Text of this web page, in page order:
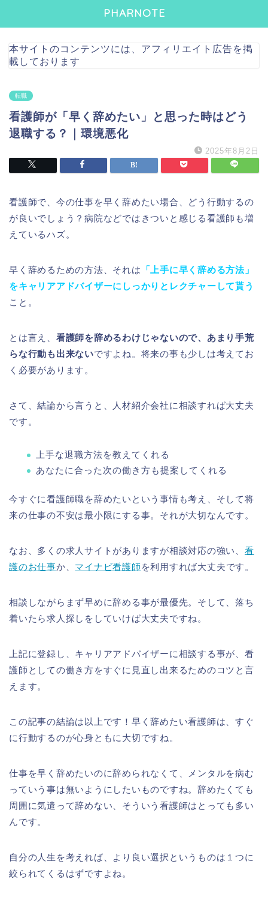
PHARNOTE
本サイトのコンテンツには、アフィリエイト広告を掲
載しております
転職
看護師が「早く辞めたい」と思った時はどう
退職する？｜環境悪化
2025年8月2日
看護師で、今の仕事を早く辞めたい場合、どう行動するの
が良いでしょう？病院などではきついと感じる看護師も増
えているハズ。
早く辞めるための方法、それは 「上手に早く辞める方法」
をキャリアアドバイザーにしっかりとレクチャーして貰う
こと。
とは言え、 看護師を辞めるわけじゃないので、あまり手荒
らな行動も出来ないですよね。将来の事も少しは考えてお
く必要があります。
さて、結論から言うと、人材紹介会社に相談すれば大丈夫
です。
上手な退職方法を教えてくれる
あなたに合った次の働き方も提案してくれる
今すぐに看護師職を辞めたいという事情も考え、そして将
来の仕事の不安は最小限にする事。それが大切なんです。
なお、多くの求人サイトがありますが相談対応の強い、看
護のお仕事か、 マイナビ看護師を利用すれば大丈夫です。
相談しながらまず早めに辞める事が最優先。そして、落ち
着いたら求人探しをしていけば大丈夫ですね。
上記に登録し、キャリアアドバイザーに相談する事が、看
護師としての働き方をすぐに見直し出来るためのコツと言
えます。
この記事の結論は以上です！早く辞めたい看護師は、すぐ
に行動するのが心身ともに大切ですね。
仕事を早く辞めたいのに辞められなくて、メンタルを病む
っていう事は無いようにしたいものですね。辞めたくても
周囲に気遣って辞めない、そういう看護師はとっても多い
んです。
自分の人生を考えれば、より良い選択というものは１つに
絞られてくるはずですよね。